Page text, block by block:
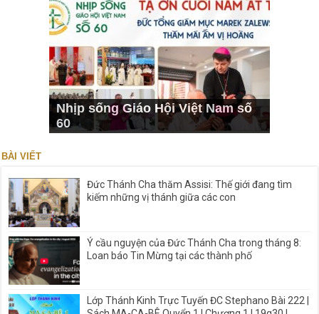
Nhịp sống Giáo Hội Việt Nam số
60
BÀI VIẾT
Đức Thánh Cha thăm Assisi: Thế giới đang tìm
kiếm những vị thánh giữa các con
Ý cầu nguyện của Đức Thánh Cha trong tháng 8:
Loan báo Tin Mừng tại các thành phố
Lớp Thánh Kinh Trực Tuyến ĐC Stephano Bài 222 |